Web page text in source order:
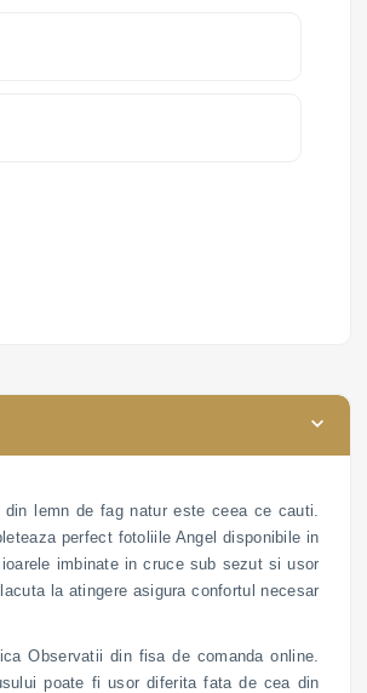
lemn de fag natur este ceea ce cauti.
perfect fotoliile Angel disponibile in
imbinate in cruce sub sezut si usor
la atingere asigura confortul necesar
Observatii din fisa de comanda online.
poate fi usor diferita fata de cea din